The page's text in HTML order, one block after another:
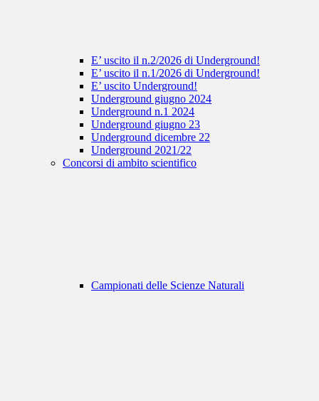
E’ uscito il n.2/2026 di Underground!
E’ uscito il n.1/2026 di Underground!
E’ uscito Underground!
Underground giugno 2024
Underground n.1 2024
Underground giugno 23
Underground dicembre 22
Underground 2021/22
Concorsi di ambito scientifico
Campionati delle Scienze Naturali